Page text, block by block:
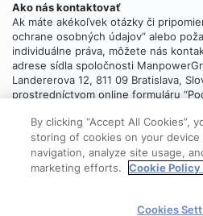
Ako nás kontaktovať
Ak máte akékoľvek otázky či
ochrane osobných údajov” alebo
individuálne práva, môžete nás
adrese sídla spoločnosti
Landererova 12, 811 09 Bratislava,
prostredníctvom online formuláru
By clicking “Accept All Cookies”,
storing of cookies on your
navigation, analyze site usage,
marketing efforts.
Cookie Policy
Cookies